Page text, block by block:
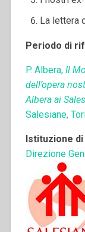
La lettera
Periodo di
P. Albera, Il
dell’opera
Albera ai
Salesiane,
Istituzione
Direzione